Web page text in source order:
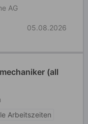
AG
05.08.2026
(all
Arbeitszeiten